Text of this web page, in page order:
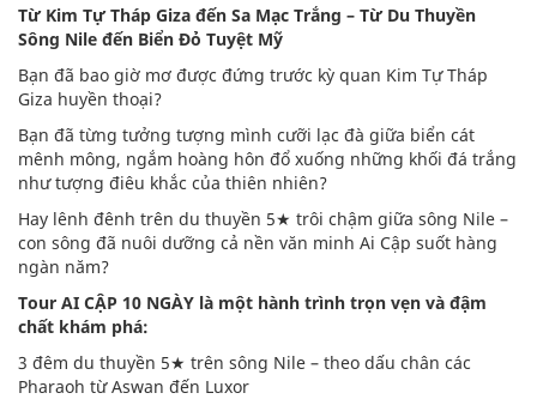
Từ Kim Tự Tháp Giza đến Sa Mạc Trắng – Từ Du Thuyền
Sông Nile đến Biển Đỏ Tuyệt Mỹ
Bạn đã bao giờ mơ được đứng trước kỳ quan Kim Tự Tháp
Giza huyền thoại?
Bạn đã từng tưởng tượng mình cưỡi lạc đà giữa biển cát
mênh mông, ngắm hoàng hôn đổ xuống những khối đá trắng
như tượng điêu khắc của thiên nhiên?
Hay lênh đênh trên du thuyền 5★ trôi chậm giữa sông Nile –
con sông đã nuôi dưỡng cả nền văn minh Ai Cập suốt hàng
ngàn năm?
Tour AI CẬP 10 NGÀY là một hành trình trọn vẹn và đậm
chất khám phá:
3 đêm du thuyền 5★ trên sông Nile – theo dấu chân các
Pharaoh từ Aswan đến Luxor